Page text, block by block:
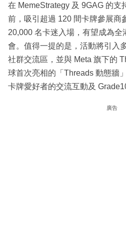
在 MemeStrategy 及 9GAG 的支
前，吸引超過 120 間卡牌參展商
20,000 名卡迷入場，有望成為全
會。值得一提的是，活動將引入
社群交流區，並與 Meta 旗下的
球首次亮相的「Threads 動態牆
卡牌愛好者的交流互動及
廣告